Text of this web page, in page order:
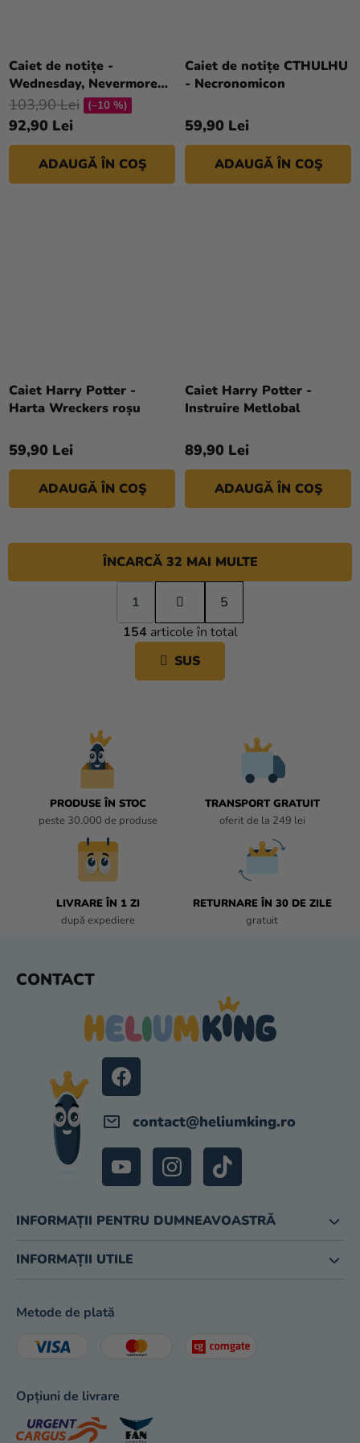
Caiet de notițe -
Wednesday, Nevermore
Academy
92,90 Lei
103,90 Lei (–10 %)
ADAUGĂ ÎN COŞ
Caiet de notițe CTHULHU
- Necronomicon
59,90 Lei
ADAUGĂ ÎN COŞ
Caiet Harry Potter -
Harta Wreckers roșu
59,90 Lei
ADAUGĂ ÎN COŞ
Caiet Harry Potter -
Instruire Metlobal
89,90 Lei
ADAUGĂ ÎN COŞ
C
O
N
T
ÎNCARCĂ 32 MAI MULTE
P
a
g
i
a
r
1
5
154 articole în total
SUS
PRODUSE ÎN STOC
peste 30.000 de produse
TRANSPORT GRATUIT
oferit de la 249 lei
LIVRARE ÎN 1 ZI
după expediere
RETURNARE ÎN 30 DE ZILE
gratuit
CONTACT
contact@heliumking.ro
INFORMAȚII PENTRU DUMNEAVOASTRĂ
INFORMAȚII UTILE
Metode de plată
Opțiuni de livrare